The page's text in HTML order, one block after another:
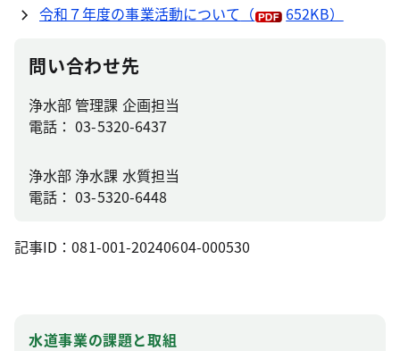
令和７年度の事業活動について （ 652KB）
問い合わせ先
浄水部 管理課 企画担当
電話： 03-5320-6437
浄水部 浄水課 水質担当
電話： 03-5320-6448
記事ID：081-001-20240604-000530
水道事業の課題と取組